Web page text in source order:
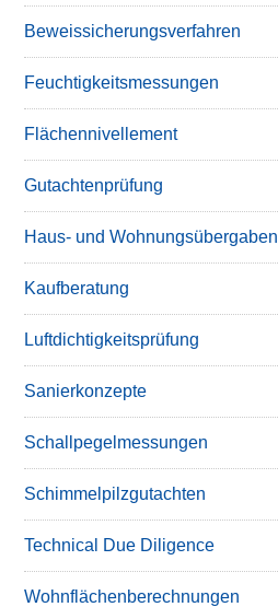
Beweissicherungsverfahren
Feuchtigkeitsmessungen
Flächennivellement
Gutachtenprüfung
Haus- und Wohnungsübergaben
Kaufberatung
Luftdichtigkeitsprüfung
Sanierkonzepte
Schallpegelmessungen
Schimmelpilzgutachten
Technical Due Diligence
Wohnflächenberechnungen